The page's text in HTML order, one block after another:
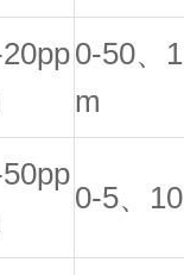
0-50、
m
0-5、